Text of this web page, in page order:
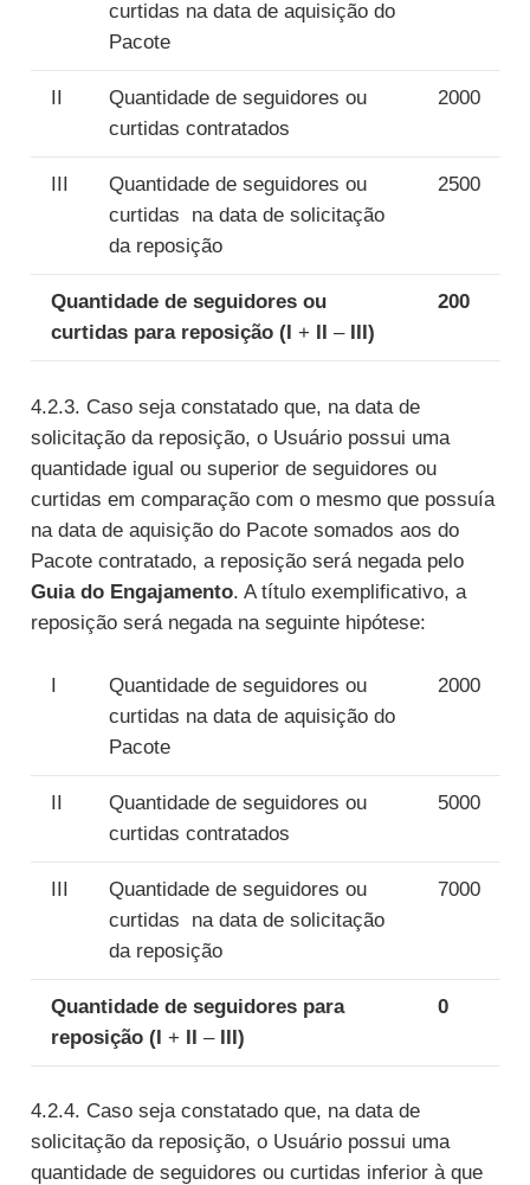
curtidas na data de aquisição do
Pacote
II
Quantidade de seguidores ou
curtidas contratados
2000
III
Quantidade de seguidores ou
curtidas na data de solicitação
da reposição
2500
Quantidade de seguidores ou
curtidas para reposição (I + II – III)
200
4.2.3. Caso seja constatado que, na data de
solicitação da reposição, o Usuário possui uma
quantidade igual ou superior de seguidores ou
curtidas em comparação com o mesmo que possuía
na data de aquisição do Pacote somados aos do
Pacote contratado, a reposição será negada pelo
Guia do Engajamento. A título exemplificativo, a
reposição será negada na seguinte hipótese:
I
Quantidade de seguidores ou
curtidas na data de aquisição do
Pacote
2000
II
Quantidade de seguidores ou
curtidas contratados
5000
III
Quantidade de seguidores ou
curtidas na data de solicitação
da reposição
7000
Quantidade de seguidores para
reposição (I + II – III)
0
4.2.4. Caso seja constatado que, na data de
solicitação da reposição, o Usuário possui uma
quantidade de seguidores ou curtidas inferior à que